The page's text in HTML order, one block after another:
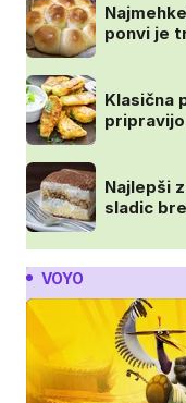
ponvi je
Klasična
Najlepši
sladic
VOYO